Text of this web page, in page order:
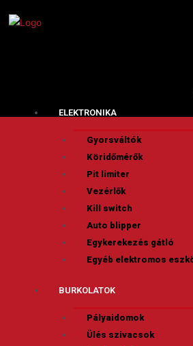
ELEKTRONIKA
Gyorsváltók
Köridőmérők
Pit limiter
Vezérlők
Kill switch
Auto blipper
Egykerekezés gátló
Egyéb elektromos
BURKOLATOK
Pályaidomok
Ülés szivacsok